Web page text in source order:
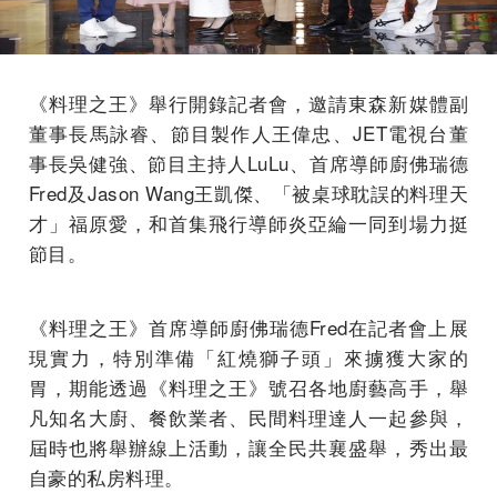
《料理之王》舉行開錄記者會，邀請東森新媒體副
董事長馬詠睿、節目製作人王偉忠、JET電視台董
事長吳健強、節目主持人LuLu、首席導師廚佛瑞德
Fred及Jason Wang王凱傑、「被桌球耽誤的料理天
才」福原愛，和首集飛行導師炎亞綸一同到場力挺
節目。
《料理之王》首席導師廚佛瑞德Fred在記者會上展
現實力，特別準備「紅燒獅子頭」來擄獲大家的
胃，期能透過《料理之王》號召各地廚藝高手，舉
凡知名大廚、餐飲業者、民間料理達人一起參與，
屆時也將舉辦線上活動，讓全民共襄盛舉，秀出最
自豪的私房料理。